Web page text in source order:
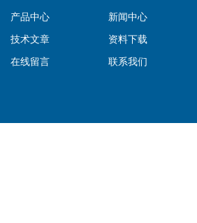
产品中心
新闻中心
技术文章
资料下载
在线留言
联系我们